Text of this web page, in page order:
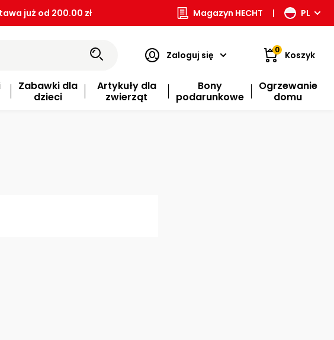
już od 200.00 zł Magazyn HECHT | PL
Zaloguj się 0 Koszyk
Zabawki dla
dzieci
Artykuły dla
zwierząt
Bony
podarunkowe
Ogrzewanie
domu